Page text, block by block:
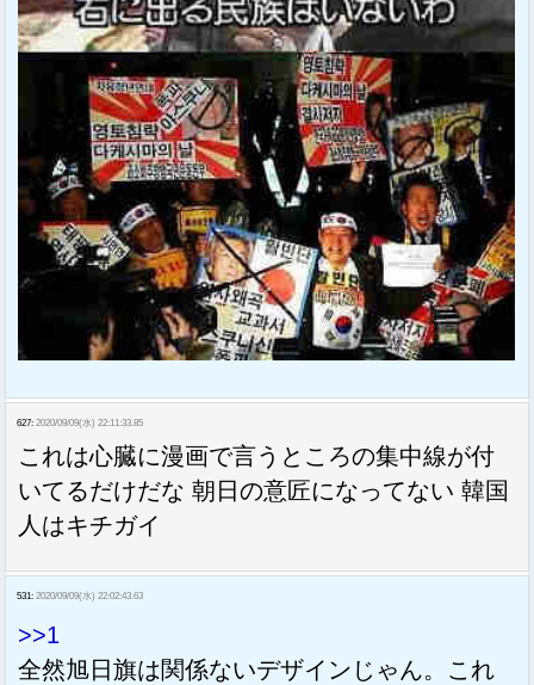
627: 2020/09/09(水) 22:11:33.85
これは心臓に漫画で言うところの集中線が付
いてるだけだな 朝日の意匠になってない 韓国
人はキチガイ
531: 2020/09/09(水) 22:02:43.63
>>1
全然旭日旗は関係ないデザインじゃん。これ